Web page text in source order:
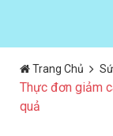
Trang Chủ
Thực đơn giảm
quả